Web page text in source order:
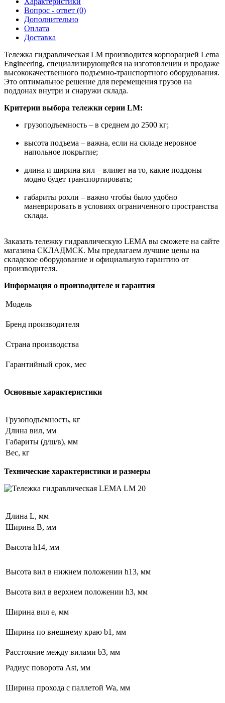
Вопрос - ответ (0)
Дополнительно
Оплата
Доставка
Тележка гидравлическая LM производится корпорацией Lema
Engineering, специализирующейся на изготовлении и продаже
высококачественного подъемно-транспортного оборудования.
Это оптимальное решение для перемещения грузов на
поддонах внутри и снаружи склада.
Критерии выбора тележки серии LM:
грузоподъемность – в среднем до 2500 кг;
высота подъема – важна, если на складе неровное
напольное покрытие;
длина и ширина вил – влияет на то, какие поддоны
модно будет транспортировать;
габариты рохли – важно чтобы было удобно
маневрировать в условиях ограниченного пространства
склада.
Заказать тележку гидравлическую LEMA вы сможете на сайте
магазина СКЛАДМСК. Мы предлагаем лучшие цены на
складское оборудование и официальную гарантию от
производителя.
Информация о производителе и гарантия
Модель
Бренд производителя
Страна производства
Гарантийный срок, мес
Основные характеристики
Грузоподъемность, кг
Длина вил, мм
Габариты (д/ш/в), мм
Вес, кг
Технические характеристики и размеры
Длина L, мм
Ширина B, мм
Высота h14, мм
Высота вил в нижнем положении h13, мм
Высота вил в верхнем положении h3, мм
Ширина вил е, мм
Ширина по внешнему краю b1, мм
Расстояние между вилами b3, мм
Радиус поворота Ast, мм
Ширина прохода с паллетой Wa, мм